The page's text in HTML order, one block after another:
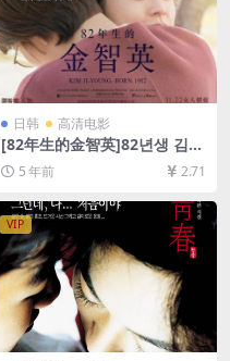
日韩 高清电影
[82年生的金智英]82년생 김지
영 (2019)[百度网盘+夸克网盘
+迅雷云盘资源1080P超清未
删减][MP4/7.2GB][韩语中字]
5 年前 2.71
VIP